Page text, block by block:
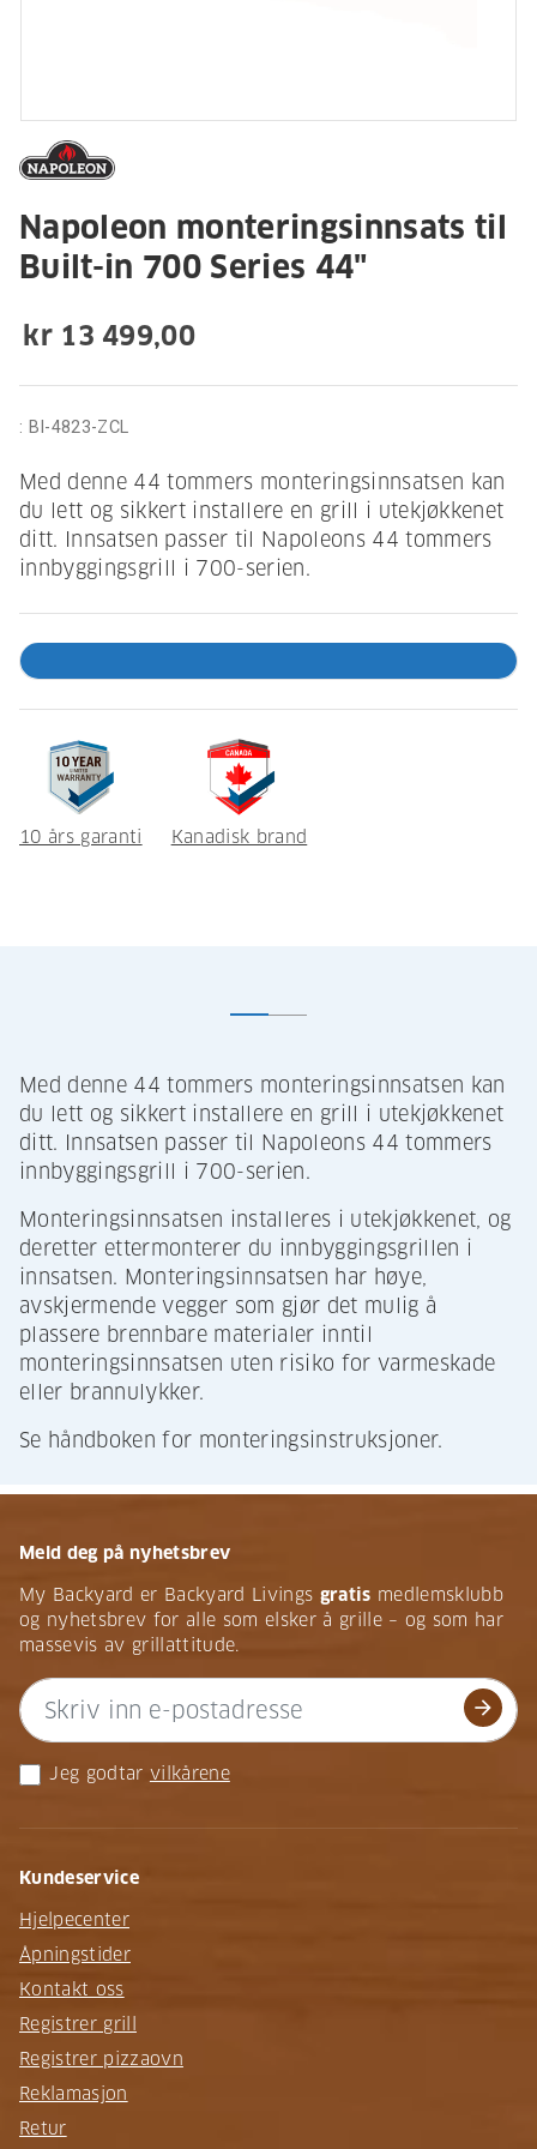
Napoleon monteringsinnsats til
Built-in 700 Series 44"
kr 13 499,00
: BI-4823-ZCL
Med denne 44 tommers monteringsinnsatsen kan
du lett og sikkert installere en grill i utekjøkkenet
ditt. Innsatsen passer til Napoleons 44 tommers
innbyggingsgrill i 700-serien.
10 års garanti Kanadisk brand
Med denne 44 tommers monteringsinnsatsen kan
du lett og sikkert installere en grill i utekjøkkenet
ditt. Innsatsen passer til Napoleons 44 tommers
innbyggingsgrill i 700-serien.
Monteringsinnsatsen installeres i utekjøkkenet, og
deretter ettermonterer du innbyggingsgrillen i
innsatsen. Monteringsinnsatsen har høye,
avskjermende vegger som gjør det mulig å
plassere brennbare materialer inntil
monteringsinnsatsen uten risiko for varmeskade
eller brannulykker.
Se håndboken for monteringsinstruksjoner.
Meld deg på nyhetsbrev
My Backyard er Backyard Livings gratis medlemsklubb
og nyhetsbrev for alle som elsker å grille – og som har
massevis av grillattitude.
arrow_forward
Jeg godtar vilkårene
Kundeservice
Hjelpecenter
Åpningstider
Kontakt oss
Registrer grill
Registrer pizzaovn
Reklamasjon
Retur